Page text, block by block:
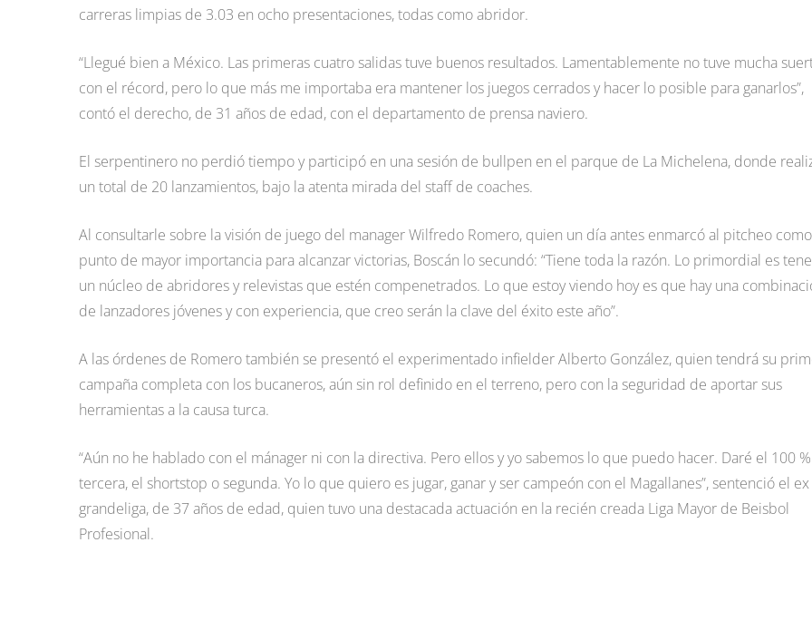
carreras limpias de 3.03 en ocho presentaciones, todas como abridor.
“Llegué bien a México. Las primeras cuatro salidas tuve buenos resultados. Lamentablemente no tuve mucha
con el récord, pero lo que más me importaba era mantener los juegos cerrados y hacer lo posible para ganarlos”,
contó el derecho, de 31 años de edad, con el departamento de prensa naviero.
El serpentinero no perdió tiempo y participó en una sesión de bullpen en el parque de La Michelena, donde
un total de 20 lanzamientos, bajo la atenta mirada del staff de coaches.
Al consultarle sobre la visión de juego del manager Wilfredo Romero, quien un día antes enmarcó al pitcheo
punto de mayor importancia para alcanzar victorias, Boscán lo secundó: “Tiene toda la razón. Lo primordial es
un núcleo de abridores y relevistas que estén compenetrados. Lo que estoy viendo hoy es que hay una
de lanzadores jóvenes y con experiencia, que creo serán la clave del éxito este año”.
A las órdenes de Romero también se presentó el experimentado infielder Alberto González, quien tendrá su
campaña completa con los bucaneros, aún sin rol definido en el terreno, pero con la seguridad de aportar sus
herramientas a la causa turca.
“Aún no he hablado con el mánager ni con la directiva. Pero ellos y yo sabemos lo que puedo hacer. Daré el 100
tercera, el shortstop o segunda. Yo lo que quiero es jugar, ganar y ser campeón con el Magallanes”, sentenció el ex
grandeliga, de 37 años de edad, quien tuvo una destacada actuación en la recién creada Liga Mayor de Beisbol
Profesional.